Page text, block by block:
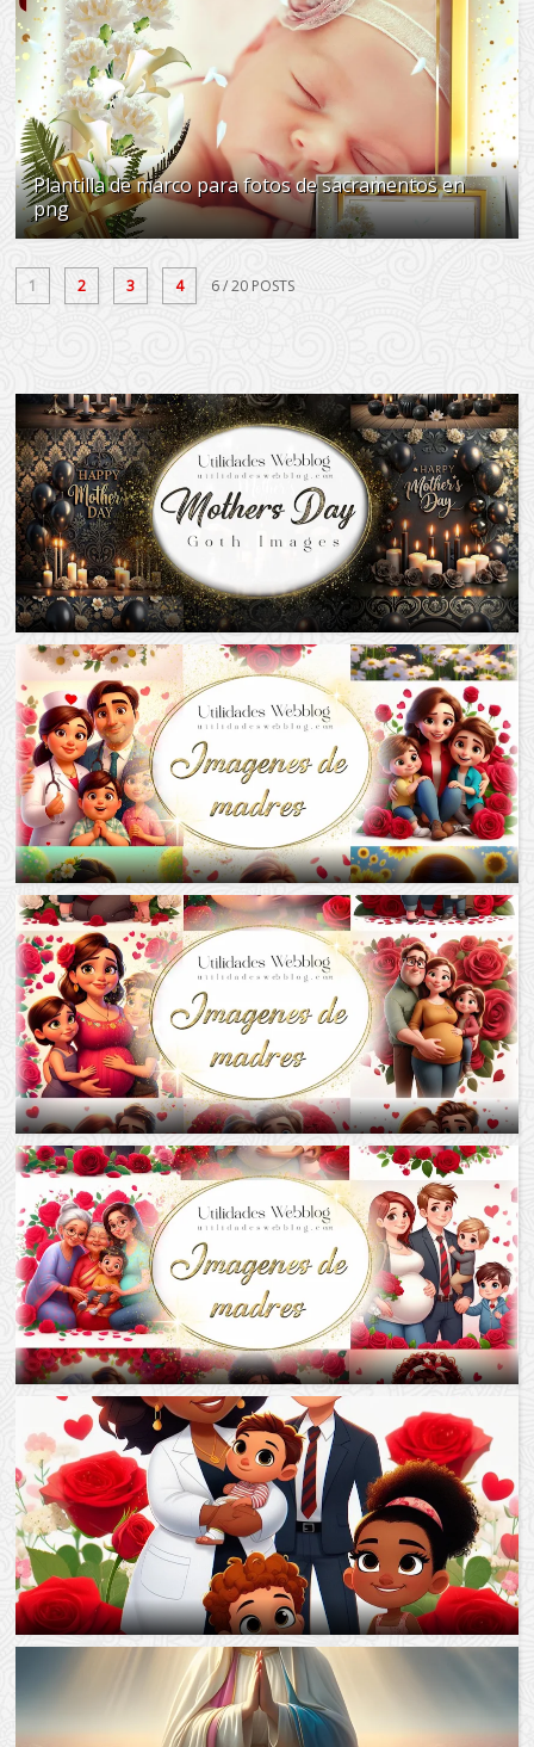
Plantilla de marco para fotos de sacramentos en
png
1 2 3 4 6/ 20 POSTS